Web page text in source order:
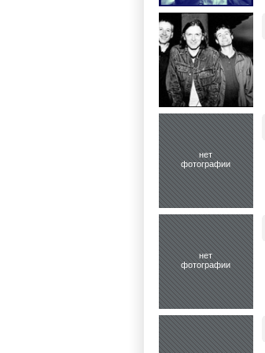
нет
фотографии
нет
фотографии